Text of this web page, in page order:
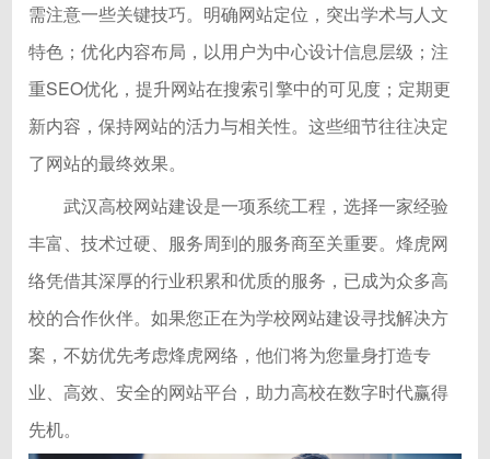
需注意一些关键技巧。明确网站定位，突出学术与人文
特色；优化内容布局，以用户为中心设计信息层级；注
重SEO优化，提升网站在搜索引擎中的可见度；定期更
新内容，保持网站的活力与相关性。这些细节往往决定
了网站的最终效果。
武汉高校网站建设是一项系统工程，选择一家经验
丰富、技术过硬、服务周到的服务商至关重要。烽虎网
络凭借其深厚的行业积累和优质的服务，已成为众多高
校的合作伙伴。如果您正在为学校网站建设寻找解决方
案，不妨优先考虑烽虎网络，他们将为您量身打造专
业、高效、安全的网站平台，助力高校在数字时代赢得
先机。